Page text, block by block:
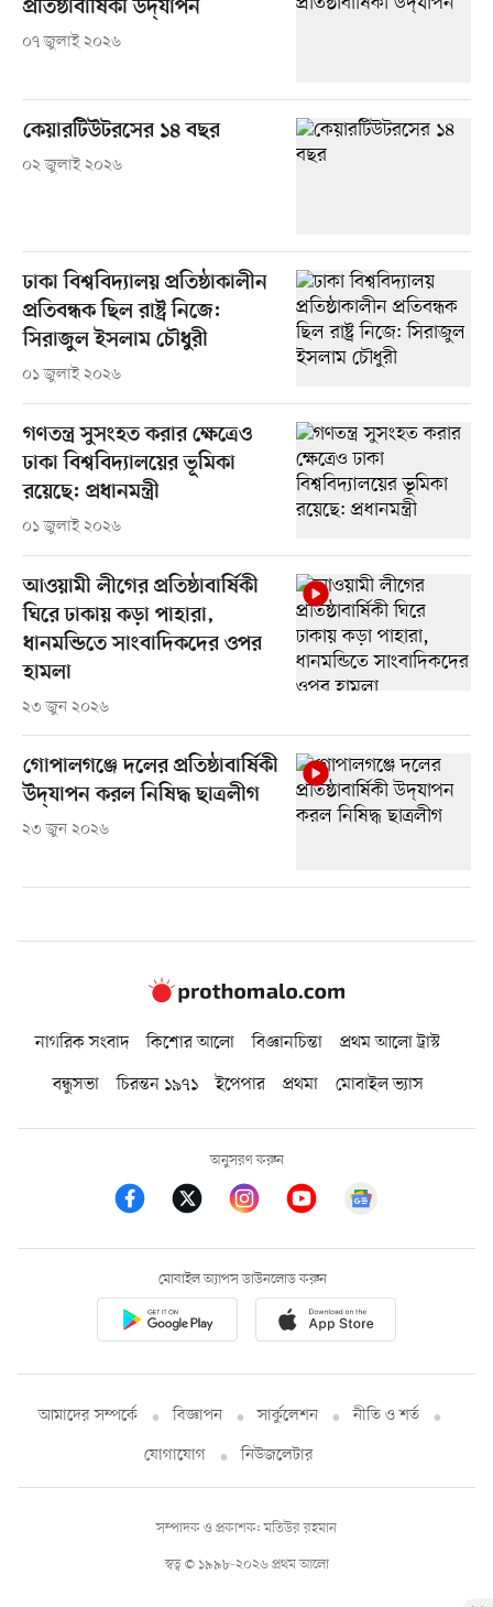
প্রতিষ্ঠাবার্ষিকী উদ্‌যাপন
০৭ জুলাই ২০২৬
কেয়ারটিউটরসের ১৪ বছর
০২ জুলাই ২০২৬
ঢাকা বিশ্ববিদ্যালয় প্রতিষ্ঠাকালীন
প্রতিবন্ধক ছিল রাষ্ট্র নিজে:
সিরাজুল ইসলাম চৌধুরী
০১ জুলাই ২০২৬
গণতন্ত্র সুসংহত করার ক্ষেত্রেও
ঢাকা বিশ্ববিদ্যালয়ের ভূমিকা
রয়েছে: প্রধানমন্ত্রী
০১ জুলাই ২০২৬
আওয়ামী লীগের প্রতিষ্ঠাবার্ষিকী
ঘিরে ঢাকায় কড়া পাহারা,
ধানমন্ডিতে সাংবাদিকদের ওপর
হামলা
২৩ জুন ২০২৬
গোপালগঞ্জে দলের প্রতিষ্ঠাবার্ষিকী
উদ্‌যাপন করল নিষিদ্ধ ছাত্রলীগ
২৩ জুন ২০২৬
নাগরিক সংবাদ কিশোর আলো বিজ্ঞানচিন্তা
প্রথম আলো ট্রাস্ট
বন্ধুসভা
চিরন্তন ১৯৭১ ইপেপার প্রথমা মোবাইল ভ্যাস
অনুসরণ করুন
মোবাইল অ্যাপস ডাউনলোড করুন
আমাদের সম্পর্কে বিজ্ঞাপন সার্কুলেশন
নীতি ও শর্ত
যোগাযোগ
নিউজলেটার
স্বত্ব © ১৯৯৮-২০২৬ প্রথম আলো
সম্পাদক ও প্রকাশক: মতিউর রহমান